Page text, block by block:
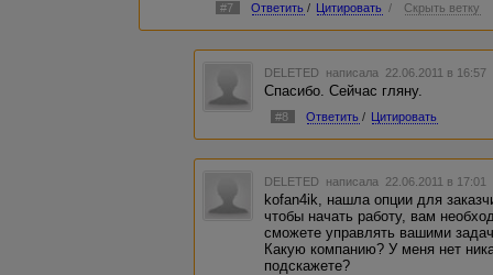
#7 Ответить / Цитировать / Скрыть ветку
DELETED написала 22.06.2011 в 16:57
Спасибо. Сейчас гляну.
#8 Ответить / Цитировать
DELETED написала 22.06.2011 в 17:01
kofan4ik, нашла опции для
чтобы начать работу, вам
сможете управлять вашими
Какую компанию? У меня нет
подскажете?